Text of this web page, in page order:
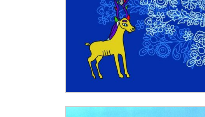
Walka z okupantem, walka z ogniem ...
Zaproszenie. Spacer z historią:
Cyniczne współczucie dla ofiar ...
Leszek Miller wieszczy koniec Polski 2050.
Pobić Niemców u siebie ... Powstańcy
Nowe wytyczne dla pacjentów